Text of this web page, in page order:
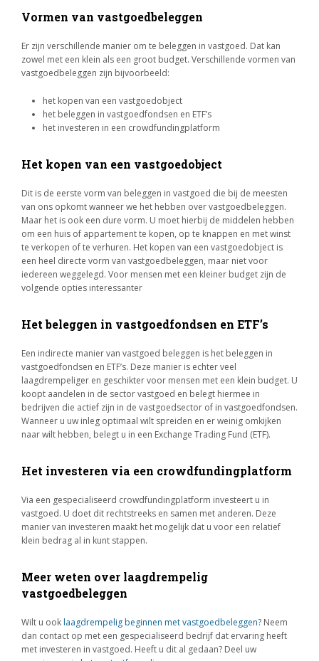
Vormen van vastgoedbeleggen
Er zijn verschillende manier om te beleggen in vastgoed. Dat kan
zowel met een klein als een groot budget. Verschillende vormen van
vastgoedbeleggen zijn bijvoorbeeld:
het kopen van een vastgoedobject
het beleggen in vastgoedfondsen en ETF’s
het investeren in een crowdfundingplatform
Het kopen van een vastgoedobject
Dit is de eerste vorm van beleggen in vastgoed die bij de meesten
van ons opkomt wanneer we het hebben over vastgoedbeleggen.
Maar het is ook een dure vorm. U moet hierbij de middelen hebben
om een huis of appartement te kopen, op te knappen en met winst
te verkopen of te verhuren. Het kopen van een vastgoedobject is
een heel directe vorm van vastgoedbeleggen, maar niet voor
iedereen weggelegd. Voor mensen met een kleiner budget zijn de
volgende opties interessanter
Het beleggen in vastgoedfondsen en ETF’s
Een indirecte manier van vastgoed beleggen is het beleggen in
vastgoedfondsen en ETF’s. Deze manier is echter veel
laagdrempeliger en geschikter voor mensen met een klein budget. U
koopt aandelen in de sector vastgoed en belegt hiermee in
bedrijven die actief zijn in de vastgoedsector of in vastgoedfondsen.
Wanneer u uw inleg optimaal wilt spreiden en er weinig omkijken
naar wilt hebben, belegt u in een Exchange Trading Fund (ETF).
Het investeren via een crowdfundingplatform
Via een gespecialiseerd crowdfundingplatform investeert u in
vastgoed. U doet dit rechtstreeks en samen met anderen. Deze
manier van investeren maakt het mogelijk dat u voor een relatief
klein bedrag al in kunt stappen.
Meer weten over laagdrempelig
vastgoedbeleggen
Wilt u ook laagdrempelig beginnen met vastgoedbeleggen? Neem
dan contact op met een gespecialiseerd bedrijf dat ervaring heeft
met investeren in vastgoed. Heeft u dit al gedaan? Deel uw